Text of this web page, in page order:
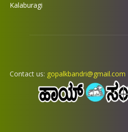
Kalaburagi
Contact us: gopalkbandri@gmail.com